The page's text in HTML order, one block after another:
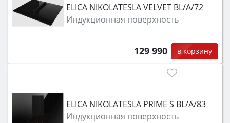
ELICA NIKOLATESLA VELVET BL/A/72
Индукционная поверхность
129 990 в корзину
ELICA NIKOLATESLA PRIME S BL/A/83
Индукционная поверхность